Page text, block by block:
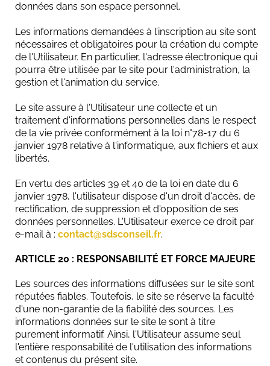
données dans son espace personnel.
Les informations demandées à l’inscription au site sont
nécessaires et obligatoires pour la création du compte
de l'Utilisateur. En particulier, l'adresse électronique qui
pourra être utilisée par le site pour l'administration, la
gestion et l'animation du service.
Le site assure à l'Utilisateur une collecte et un
traitement d'informations personnelles dans le respect
de la vie privée conformément à la loi n°78-17 du 6
janvier 1978 relative à l'informatique, aux fichiers et aux
libertés.
En vertu des articles 39 et 40 de la loi en date du 6
janvier 1978, l'utilisateur dispose d'un droit d'accès, de
rectification, de suppression et d'opposition de ses
données personnelles. L'Utilisateur exerce ce droit par
e-mail à : contact@sdsconseil.fr.
ARTICLE 20 : RESPONSABILITÉ ET FORCE MAJEURE
Les sources des informations diffusées sur le site sont
réputées fiables. Toutefois, le site se réserve la faculté
d'une non-garantie de la fiabilité des sources. Les
informations données sur le site le sont à titre
purement informatif. Ainsi, l'Utilisateur assume seul
l'entière responsabilité de l'utilisation des informations
et contenus du présent site.